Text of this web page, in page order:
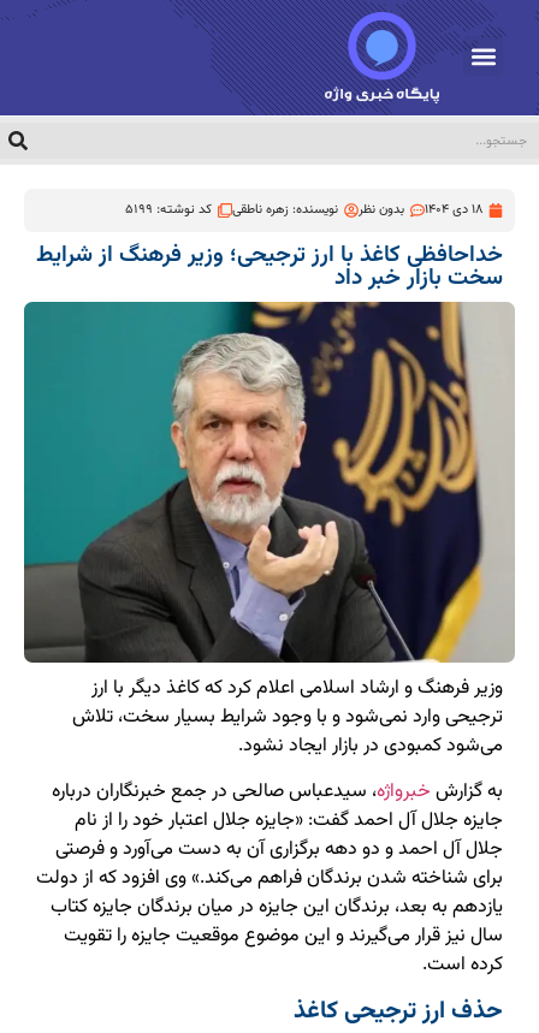
18 دی 1404 بدون نظر نویسنده:زهره ناطقی کد نوشته: 5199
خداحافظی کاغذ با ارز ترجیحی؛ وزیر فرهنگ از شرایط
سخت بازار خبر داد
وزیر فرهنگ و ارشاد اسلامی اعلام کرد که کاغذ دیگر با ارز
ترجیحی وارد نمی‌شود و با وجود شرایط بسیار سخت، تلاش
می‌شود کمبودی در بازار ایجاد نشود.
به گزارش خبرواژه، سیدعباس صالحی در جمع خبرنگاران درباره
جایزه جلال آل احمد گفت: «جایزه جلال اعتبار خود را از نام
جلال آل احمد و دو دهه برگزاری آن به دست می‌آورد و فرصتی
برای شناخته شدن برندگان فراهم می‌کند.» وی افزود که از دولت
یازدهم به بعد، برندگان این جایزه در میان برندگان جایزه کتاب
سال نیز قرار می‌گیرند و این موضوع موقعیت جایزه را تقویت
کرده است.
حذف ارز ترجیحی کاغذ